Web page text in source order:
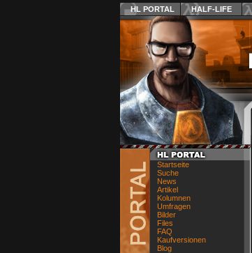
HL PORTAL HALF-LIFE
Startseite
Suche
News
Artikel
Kolumnen
Umfragen
Bilder
Files
FAQ
Kaufversionen
Blog